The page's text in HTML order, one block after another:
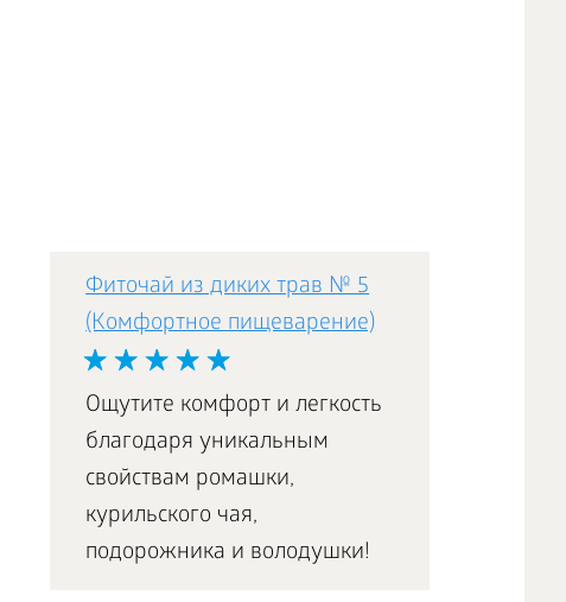
Фиточай из диких трав № 5
(Комфортное пищеварение)
Ощутите комфорт и легкость
благодаря уникальным
свойствам ромашки,
курильского чая,
подорожника и володушки!